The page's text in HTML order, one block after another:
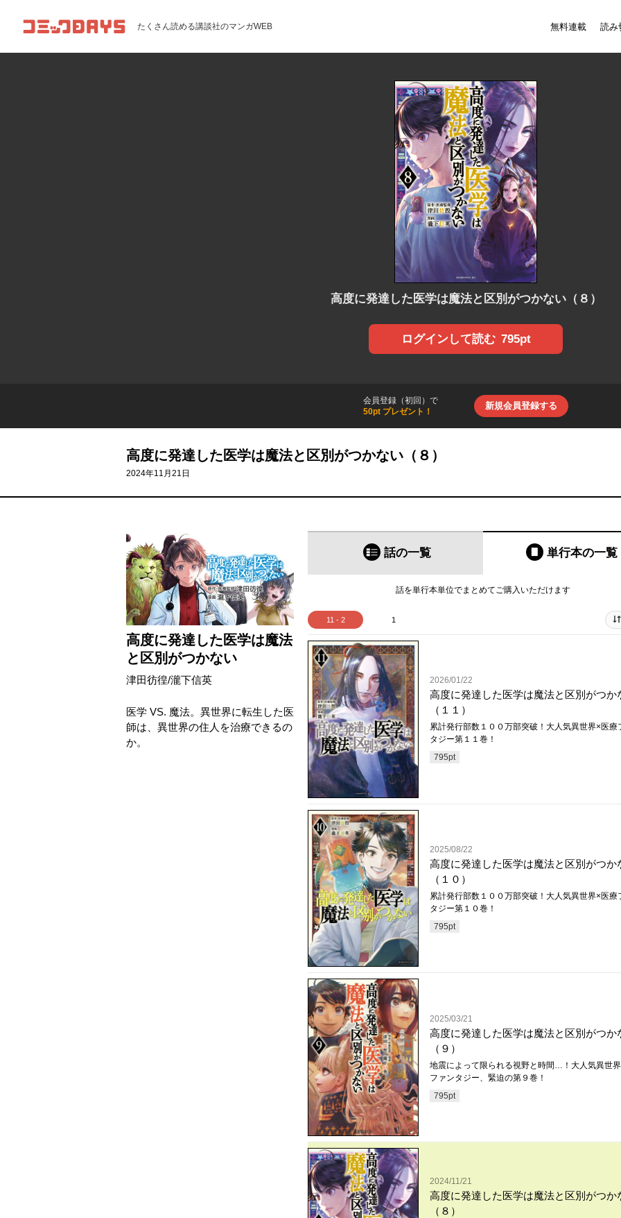
コミックDAYS たくさん読める講談社のマンガWEB 無料連載 読み
高度に発達した医学は魔法と区別がつかない（８）
ログインして読む 795pt
会員登録（初回）で
50pt プレゼント！
新規会員登録する
高度に発達した医学は魔法と区別がつかない（８）
2024年11月21日
高度に発達した医学は魔法
と区別がつかない
津田彷徨/瀧下信英
医学 VS. 魔法。異世界に転生した医
師は、異世界の住人を治療できるの
か。
話の一覧 単行本の一覧
話を単行本単位でまとめてご購入いただけます
11 - 2 1
2026/01/22
高度に発達した医学は魔法と区別がつか
（１１）
累計発行部数１００万部突破！大人気異世界×医療
タジー第１１巻！
795pt
2025/08/22
高度に発達した医学は魔法と区別がつか
（１０）
累計発行部数１００万部突破！大人気異世界×医療
タジー第１０巻！
795pt
2025/03/21
高度に発達した医学は魔法と区別がつか
（９）
地震によって限られる視野と時間…！大人気異世
ファンタジー、緊迫の第９巻！
795pt
2024/11/21
高度に発達した医学は魔法と区別がつか
（８）